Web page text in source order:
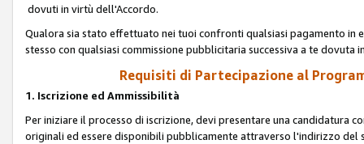
dovuti in virtù dell'Accordo.
Qualora sia stato effettuato nei tuoi confronti qualsiasi pagamento in
stesso con qualsiasi commissione pubblicitaria successiva a te dovuta
Requisiti di Partecipazione al
1. Iscrizione ed Ammissibilità
Per iniziare il processo di iscrizione, devi presentare una candidatura
originali ed essere disponibili pubblicamente attraverso l'indirizzo